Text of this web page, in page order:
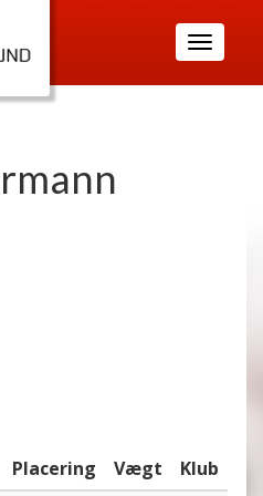
Toggle
navigation
Placering Vægt Klub